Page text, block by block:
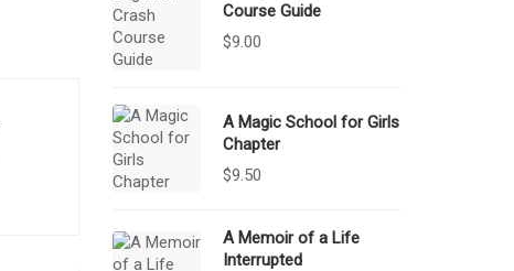
Course Guide
$9.00
A Magic School for Girls
Chapter
$9.50
A Memoir of a Life
Interrupted